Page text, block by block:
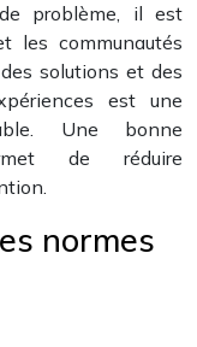
problème, il est
les communautés
solutions et des
est une
Une bonne
de réduire
normes